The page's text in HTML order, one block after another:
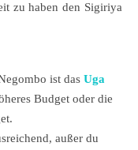
zu haben den Sigiriya
ist das Uga
Budget oder die
außer du